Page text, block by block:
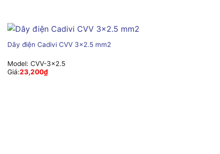
Dây điện Cadivi CVV 3×2.5 mm2
Model: CVV-3×2.5
Giá:23,200₫